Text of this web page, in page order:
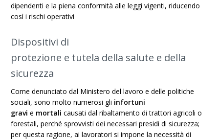
dipendenti e la piena conformità alle leggi vigenti, riducendo
così i rischi operativi
Dispositivi di
protezione e tutela della salute e della
sicurezza
Come denunciato dal Ministero del lavoro e delle politiche
sociali, sono molto numerosi gli infortuni
gravi e mortali causati dal ribaltamento ditrattori agricoli o
forestali, perché sprovvisti dei necessari presidi di sicurezza;
per questa ragione, ai lavoratori si impone la necessità di